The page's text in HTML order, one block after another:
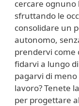
cercare ognuno
sfruttando le
consolidare un
autonomo,
prendervi come
fidarvi a lungo
pagarvi di
lavoro? Tenete
per progettare